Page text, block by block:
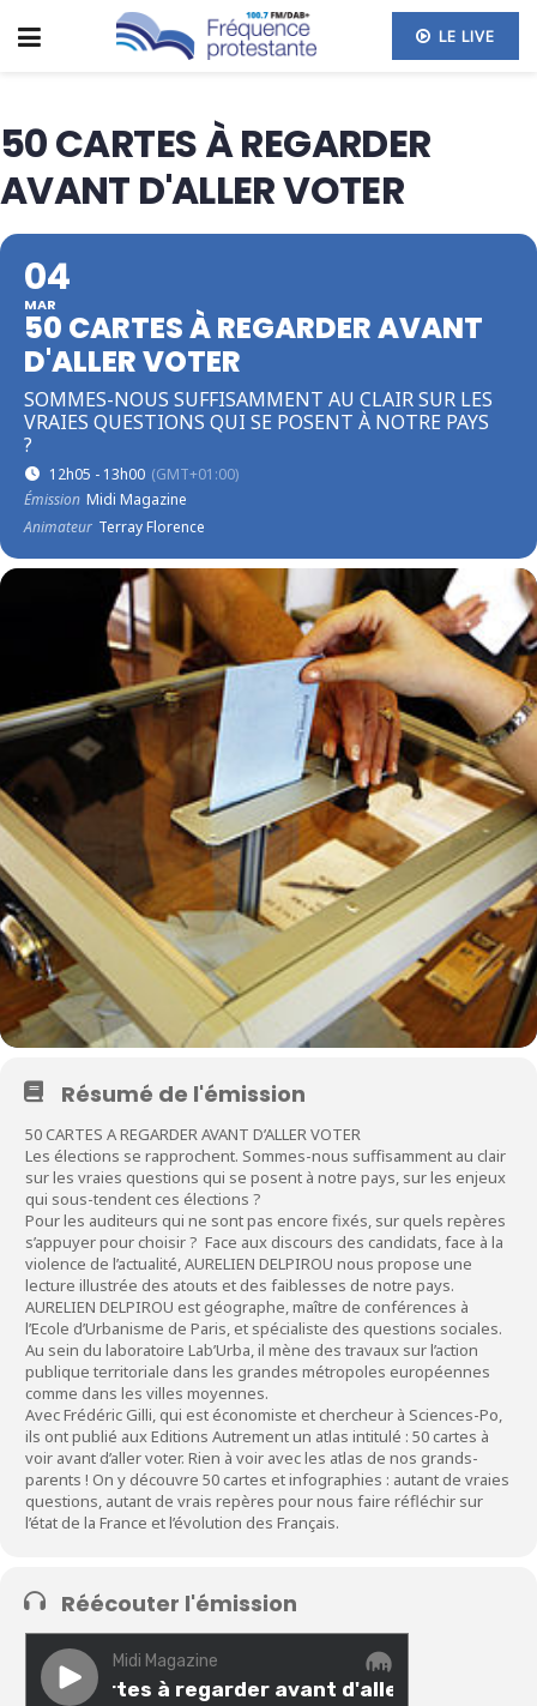
LE LIVE
50 CARTES À REGARDER
AVANT D'ALLER VOTER
04
MAR
50 CARTES À REGARDER AVANT
D'ALLER VOTER
SOMMES-NOUS SUFFISAMMENT AU CLAIR SUR LES
VRAIES QUESTIONS QUI SE POSENT À NOTRE PAYS
?
12h05 - 13h00 (GMT+01:00)
Émission Midi Magazine
Animateur Terray Florence
Résumé de l'émission
50 CARTES A REGARDER AVANT D’ALLER VOTER
Les élections se rapprochent. Sommes-nous suffisamment au clair
sur les vraies questions qui se posent à notre pays, sur les enjeux
qui sous-tendent ces élections ?
Pour les auditeurs qui ne sont pas encore fixés, sur quels repères
s’appuyer pour choisir ? Face aux discours des candidats, face à la
violence de l’actualité, AURELIEN DELPIROU nous propose une
lecture illustrée des atouts et des faiblesses de notre pays.
AURELIEN DELPIROU est géographe, maître de conférences à
l’Ecole d’Urbanisme de Paris, et spécialiste des questions sociales.
Au sein du laboratoire Lab’Urba, il mène des travaux sur l’action
publique territoriale dans les grandes métropoles européennes
comme dans les villes moyennes.
Avec Frédéric Gilli, qui est économiste et chercheur à Sciences-Po,
ils ont publié aux Editions Autrement un atlas intitulé : 50 cartes à
voir avant d’aller voter. Rien à voir avec les atlas de nos grands-
parents ! On y découvre 50 cartes et infographies : autant de vraies
questions, autant de vrais repères pour nous faire réfléchir sur
l’état de la France et l’évolution des Français.
Réécouter l'émission